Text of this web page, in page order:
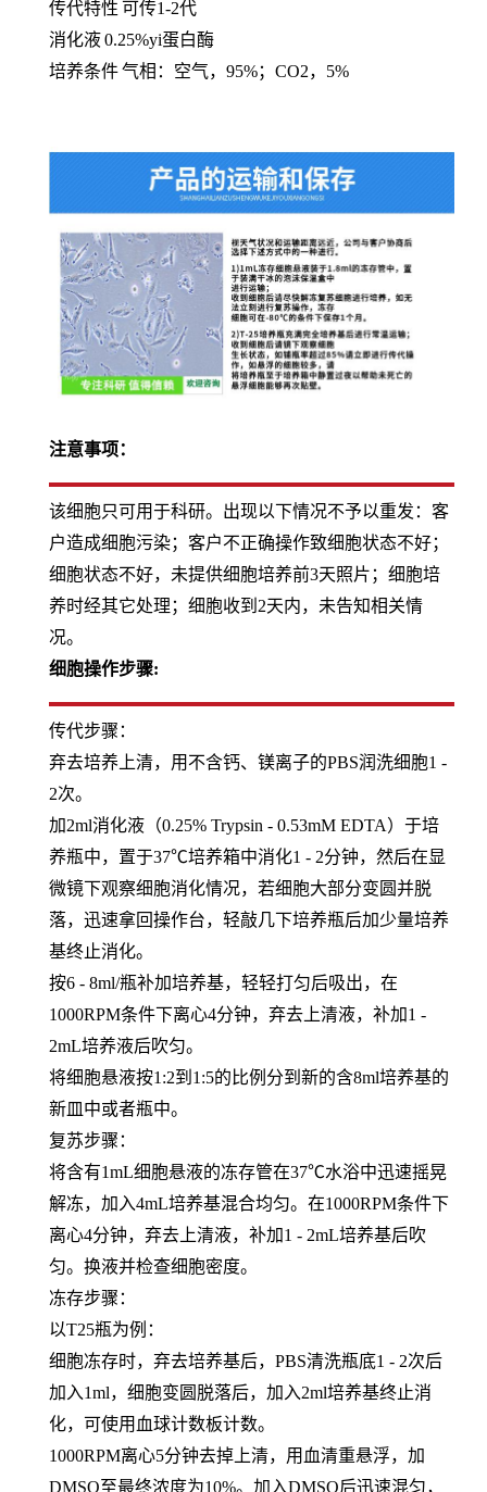
传代特性 可传1-2代
消化液0.25%yi蛋白酶
培养条件气相：空气， 95%；CO2，5%
注意事项：
该细胞只可用于科研。出现以下情况不予以重发：客
户造成细胞污染；客户不正确操作致细胞状态不好；
细胞状态不好，未提供细胞培养前3天照片；细胞培
养时经其它处理；细胞收到2天内，未告知相关情
况。
细胞操作步骤:
传代步骤：
弃去培养上清，用不含钙、镁离子的PBS润洗细胞1 -
2次。
加2ml消化液（0.25% Trypsin - 0.53mM EDTA）于培
养瓶中，置于37℃培养箱中消化1 - 2分钟，然后在显
微镜下观察细胞消化情况，若细胞大部分变圆并脱
落，迅速拿回操作台，轻敲几下培养瓶后加少量培养
基终止消化。
按6 - 8ml/瓶补加培养基，轻轻打匀后吸出，在
1000RPM条件下离心4分钟，弃去上清液，补加1 -
2mL培养液后吹匀。
将细胞悬液按1:2到1:5的比例分到新的含8ml培养基的
新皿中或者瓶中。
复苏步骤：
将含有1mL细胞悬液的冻存管在37℃水浴中迅速摇晃
解冻，加入4mL培养基混合均匀。在1000RPM条件下
离心4分钟，弃去上清液，补加1 - 2mL培养基后吹
匀。换液并检查细胞密度。
冻存步骤：
以T25瓶为例：
细胞冻存时，弃去培养基后，PBS清洗瓶底1 - 2次后
加入1ml，细胞变圆脱落后，加入2ml培养基终止消
化，可使用血球计数板计数。
1000RPM离心5分钟去掉上清，用血清重悬浮，加
DMSO至最终浓度为10%。加入DMSO后迅速混匀，